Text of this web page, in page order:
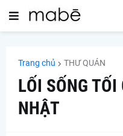
Trang chủ THƯ QUÁN
LỐI SỐNG
NHẬT